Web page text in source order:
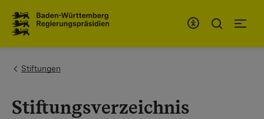
You are here:
Stiftungen
Stiftungsverzeichnis